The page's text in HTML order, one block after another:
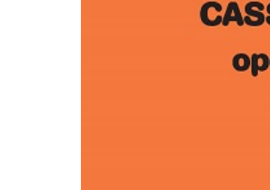
AGGIUNGI AL CARRELLO